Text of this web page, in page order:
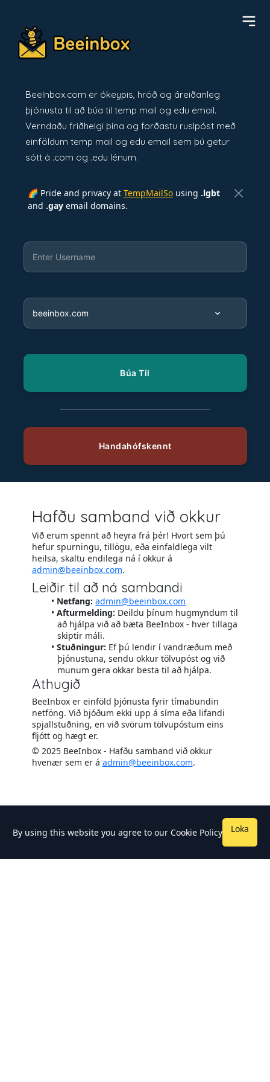
BeeInbox.com er ókeypis, hröð og áreiðanleg
þjónusta til að búa til temp mail og edu email.
Verndaðu friðhelgi þína og forðastu ruslpóst með
einföldum temp mail og edu email sem þú getur
sótt á .com og .edu lénum.
🌈 Pride and privacy at TempMailSousing .lgbt
and .gayemail domains.
Hafðu samband við okkur
Við erum spennt að heyra frá þér! Hvort sem þú
hefur spurningu, tillögu, eða einfaldlega vilt
heilsa, skaltu endilega ná í okkur á
admin@beeinbox.com.
Leiðir til að ná sambandi
Netfang: admin@beeinbox.com
Afturmelding: Deildu þínum hugmyndum til
að hjálpa við að bæta BeeInbox - hver tillaga
skiptir máli.
Stuðningur: Ef þú lendir í vandræðum með
þjónustuna, sendu okkur tölvupóst og við
munum gera okkar besta til að hjálpa.
Athugið
BeeInbox er einföld þjónusta fyrir tímabundin
netföng. Við bjóðum ekki upp á síma eða lifandi
spjallstuðning, en við svörum tölvupóstum eins
fljótt og hægt er.
© 2025 BeeInbox - Hafðu samband við okkur
hvenær sem er á admin@beeinbox.com.
By using this website you agree to our Cookie Policy Loka